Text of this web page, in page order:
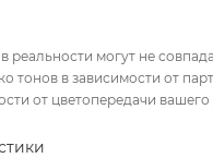
реальности могут не
тонов в зависимости от
от цветопередачи вашего